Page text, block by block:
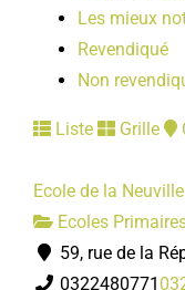
Les mieux
Revendiqué
Non
Liste Grille
Ecole de la Neuville
Ecoles
59, rue de la
0322480771